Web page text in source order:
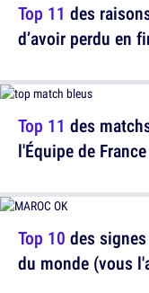
Top 11 des
d’avoir perdu en
Top 10 des
du monde (vous
Top 11 des
l'Équipe de